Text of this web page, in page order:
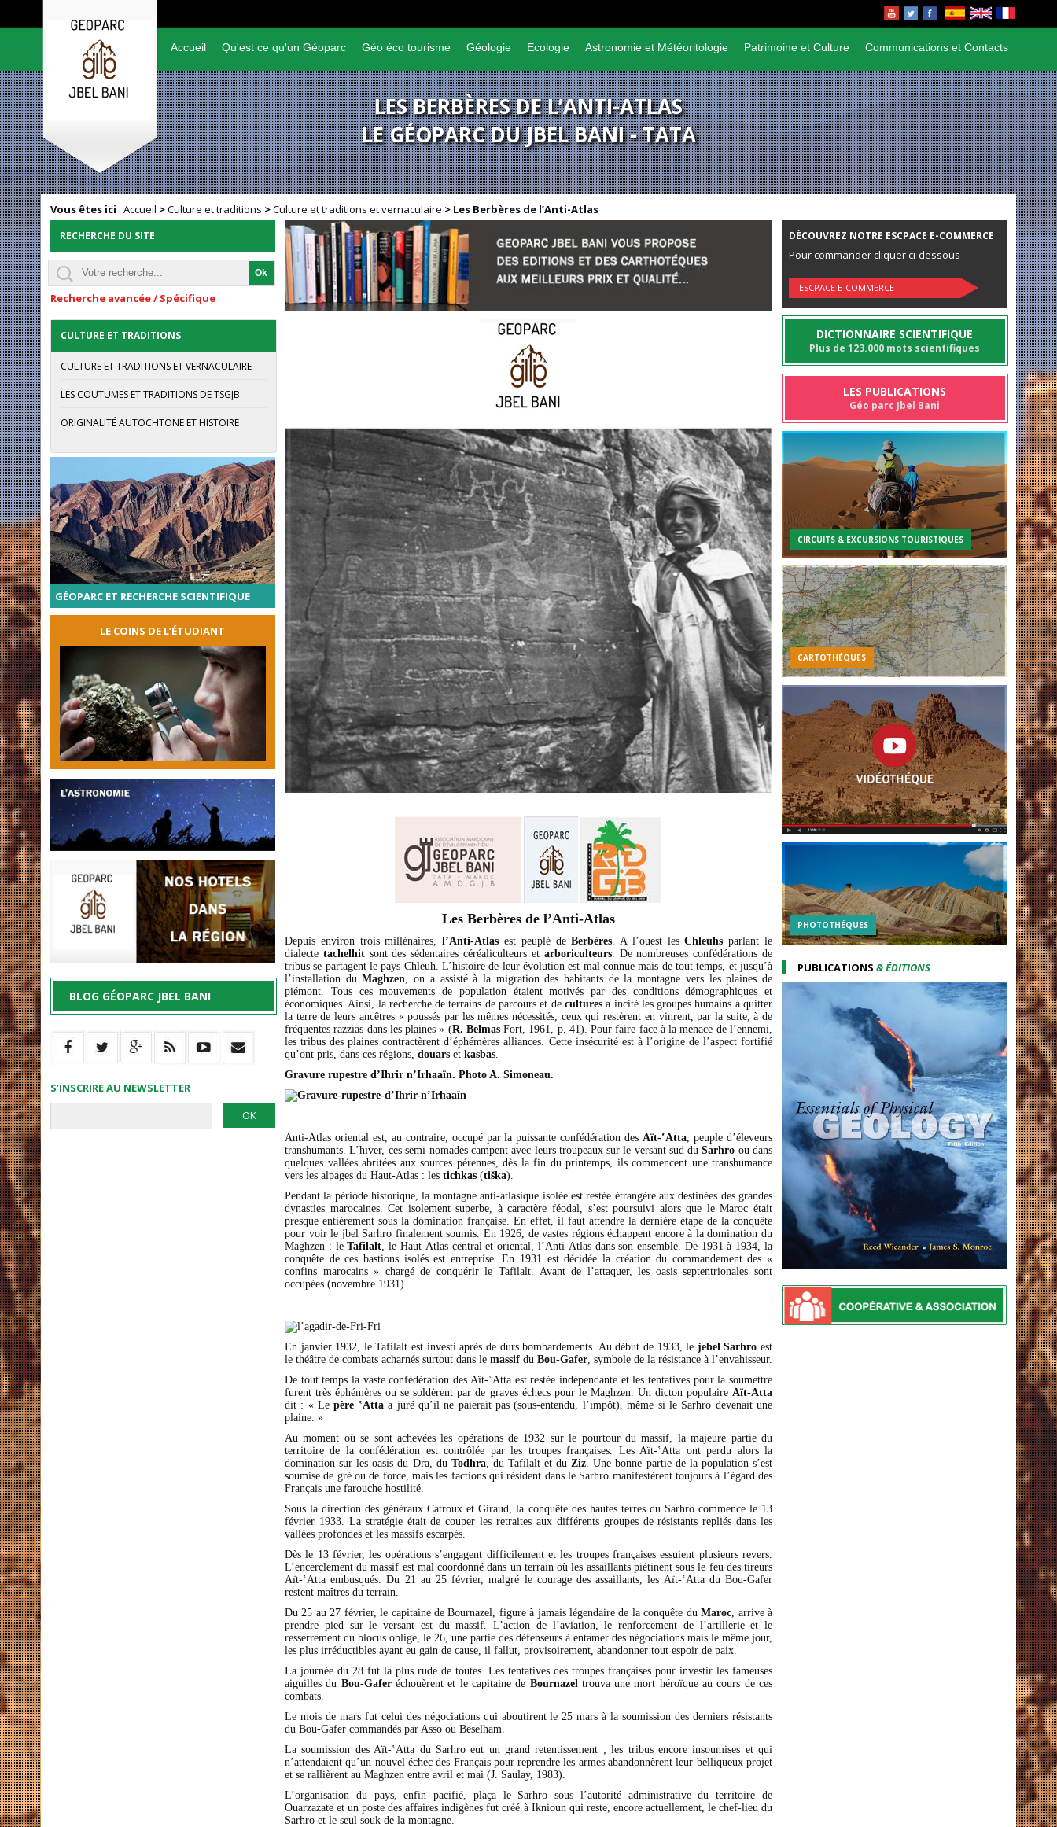
Accueil Qu'est ce qu'un Géoparc Géo éco tourisme Géologie Ecologie Astronomie et Météoritologie Patrimoine et Culture Communications et Contacts
LES BERBÈRES DE L’ANTI-ATLAS
LE GÉOPARC DU JBEL BANI - TATA
Vous êtes ici :Accueil >Culture et traditions >Culture et traditions et vernaculaire > Les Berbères de l’Anti-Atlas
Les Berbères de l’Anti-Atlas
Depuis environ trois millénaires,l’Anti-Atlas est peuplé deBerbères . A l’ouest lesChleuhs parlant le
dialecte tachelhitsont des sédentaires céréaliculteurs et arboriculteurs. De nombreuses confédérations de
tribus se partagent le pays Chleuh. L’histoire de leur évolution est mal connue mais de tout temps, et jusqu’à
l’installation duMaghzen , on a assisté à la migration des habitants de la montagne vers les plaines de
piémont. Tous ces mouvements de population étaient motivés par des conditions démographiques et
économiques. Ainsi, la recherche de terrains de parcours et de culturesa incité les groupes humains à quitter
la terre de leurs ancêtres « poussés par les mêmes nécessités, ceux qui restèrent en vinrent, par la suite, à de
fréquentes razzias dans les plaines » (R. BelmasFort, 1961, p. 41). Pour faire face à la menace de l’ennemi,
les tribus des plaines contractèrent d’éphémères alliances. Cette insécurité est à l’origine de l’aspect fortifié
qu’ont pris, dans ces régions, douars et kasbas
Gravure rupestre d’Ihrir n’Irhaaïn. Photo A. Simoneau.
Anti-Atlas oriental est, au contraire, occupé par la puissante confédération des Aït-‛Atta , peuple d’éleveurs
transhumants. L’hiver, ces semi-nomades campent avec leurs troupeaux sur le versant sud duSarhro ou dans
quelques vallées abritées aux sources pérennes, dès la fin du printemps, ils commencent une transhumance
vers les alpages du Haut-Atlas : les tichkas (tiška).
Pendant la période historique, la montagne anti-atlasique isolée est restée étrangère aux destinées des grandes
dynasties marocaines. Cet isolement superbe, à caractère féodal, s’est poursuivi alors que le Maroc était
presque entièrement sous la domination française. En effet, il faut attendre la dernière étape de la conquête
pour voir le jbel Sarhro finalement soumis. En 1926, de vastes régions échappent encore à la domination du
Maghzen : leTafilalt , le Haut-Atlas central et oriental, l’Anti-Atlas dans son ensemble. De 1931 à 1934, la
conquête de ces bastions isolés est entreprise. En 1931 est décidée la création du commandement des «
confins marocains » chargé de conquérir le Tafilalt. Avant de l’attaquer, les oasis septentrionales sont
occupées (novembre 1931).
En janvier 1932, le Tafilalt est investi après de durs bombardements. Au début de 1933, le jebel Sarhro est
le théâtre de combats acharnés surtout dans le massif du Bou-Gafer , symbole de la résistance à l’envahisseur.
De tout temps la vaste confédération des Aït-‛Atta est restée indépendante et les tentatives pour la soumettre
furent très éphémères ou se soldèrent par de graves échecs pour le Maghzen. Un dicton populaire Aït-Atta
dit : « Lepère ‛Attaa juré qu’il ne paierait pas (sous-entendu, l’impôt), même si le Sarhro devenait une
plaine. »
Au moment où se sont achevées les opérations de 1932 sur le pourtour du massif, la majeure partie du
territoire de la confédération est contrôlée par les troupes françaises. Les Aït-‛Atta ont perdu alors la
domination sur les oasis du Dra, du Todhra, du Tafilalt et du Ziz . Une bonne partie de la population s’est
soumise de gré ou de force, mais les factions qui résident dans le Sarhro manifestèrent toujours à l’égard des
Français une farouche hostilité.
Sous la direction des généraux Catroux et Giraud, la conquête des hautes terres du Sarhro commence le 13
février 1933. La stratégie était de couper les retraites aux différents groupes de résistants repliés dans les
vallées profondes et les massifs escarpés.
Dès le 13 février, les opérations s’engagent difficilement et les troupes françaises essuient plusieurs revers.
L’encerclement du massif est mal coordonné dans un terrain où les assaillants piétinent sous le feu des tireurs
Aït-‛Atta embusqués. Du 21 au 25 février, malgré le courage des assaillants, les Aït-‛Atta du Bou-Gafer
restent maîtres du terrain.
Du 25 au 27 février, le capitaine de Bournazel, figure à jamais légendaire de la conquête duMaroc , arrive à
prendre pied sur le versant est du massif. L’action de l’aviation, le renforcement de l’artillerie et le
resserrement du blocus oblige, le 26, une partie des défenseurs à entamer des négociations mais le même jour,
les plus irréductibles ayant eu gain de cause, il fallut, provisoirement, abandonner tout espoir de paix.
La journée du 28 fut la plus rude de toutes. Les tentatives des troupes françaises pour investir les fameuses
aiguilles du Bou-Gaferéchouèrent et le capitaine de Bournazel trouva une mort héroïque au cours de ces
combats.
Le mois de mars fut celui des négociations qui aboutirent le 25 mars à la soumission des derniers résistants
du Bou-Gafer commandés par Asso ou Beselham.
La soumission des Aït-‛Atta du Sarhro eut un grand retentissement ; les tribus encore insoumises et qui
n’attendaient qu’un nouvel échec des Français pour reprendre les armes abandonnèrent leur belliqueux projet
et se rallièrent au Maghzen entre avril et mai (J. Saulay, 1983).
L’organisation du pays, enfin pacifié, plaça le Sarhro sous l’autorité administrative du territoire de
Ouarzazate et un poste des affaires indigènes fut créé à Iknioun qui reste, encore actuellement, le chef-lieu du
Sarhro et le seul souk de la montagne.
RECHERCHE DU SITE
Recherche avancée / Spécifique
CULTURE ET TRADITIONS
CULTURE ET TRADITIONS ET VERNACULAIRE
LES COUTUMES ET TRADITIONS DE TSGJB
ORIGINALITÉ AUTOCHTONE ET HISTOIRE
GÉOPARC ET RECHERCHE SCIENTIFIQUE
LE COINS DE L’ÉTUDIANT
BLOG GÉOPARC JBEL BANI
S’INSCRIRE AU NEWSLETTER
DÉCOUVREZ NOTRE ESCPACE E-COMMERCE
Pour commander cliquer ci-dessous
ESCPACE E-COMMERCE
DICTIONNAIRE SCIENTIFIQUE
Plus de 123.000 mots scientifiques
LES PUBLICATIONS
Géo parc Jbel Bani
CIRCUITS & EXCURSIONS TOURISTIQUES
CARTOTHÉQUES
PHOTOTHÉQUES
PUBLICATIONS& ÉDITIONS